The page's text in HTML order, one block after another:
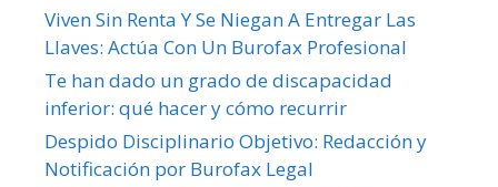
Viven Sin Renta Y Se Niegan A Entregar Las
Llaves: Actúa Con Un Burofax Profesional
Te han dado un grado de discapacidad
inferior: qué hacer y cómo recurrir
Despido Disciplinario Objetivo: Redacción y
Notificación por Burofax Legal